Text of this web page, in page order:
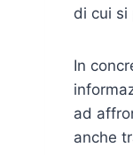
di cui si
In
ad
anche